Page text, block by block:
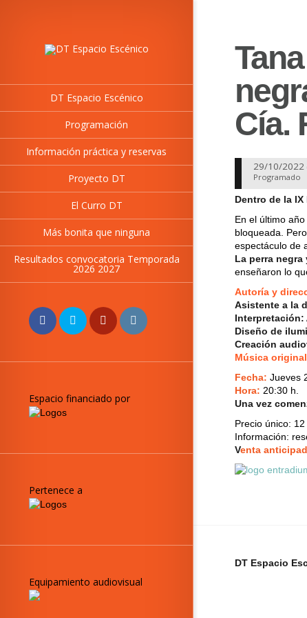
DT Espacio Escénico
Programación
Información práctica y reservas
Proyecto DT
El Curro DT
Más bonita que ninguna
Resultados convocatoria Temporada
2026 2027
Espacio financiado por
Pertenece a
Equipamiento audiovisual
Cía.
29/10/2022
Programado
Dentro de la
En el último
bloqueada.
espectáculo de
La perra
enseñaron lo
Autoría y
Asistente a la
Interpretación:
Diseño de
Creación
Música
Fecha: Jueves
Hora: 20:30 h.
Una vez
Precio único: 12
Información:
Venta
DT Espacio